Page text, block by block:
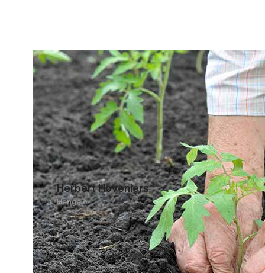
Herbert Hoveniers
Hengelo